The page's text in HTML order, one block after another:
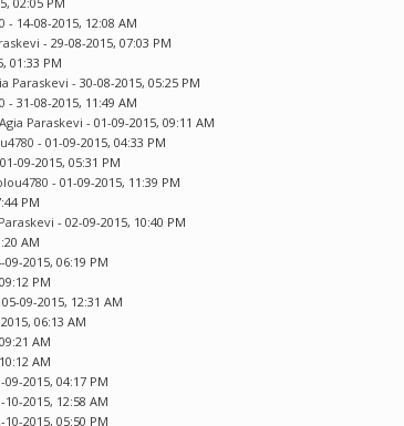
- 14-08-2015, 12:08 AM
- 29-08-2015, 07:03 PM
01:33 PM
Paraskevi - 30-08-2015, 05:25 PM
- 31-08-2015, 11:49 AM
Paraskevi - 01-09-2015, 09:11 AM
- 01-09-2015, 04:33 PM
09-2015, 05:31 PM
- 01-09-2015, 11:39 PM
PM
- 02-09-2015, 10:40 PM
AM
09-2015, 06:19 PM
PM
09-2015, 12:31 AM
06:13 AM
AM
AM
09-2015, 04:17 PM
10-2015, 12:58 AM
10-2015, 05:50 PM